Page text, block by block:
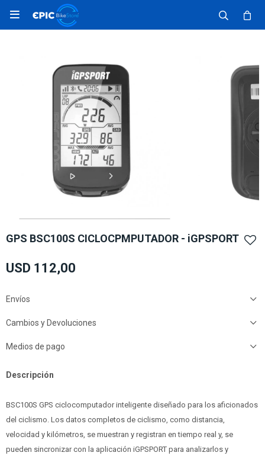

GPS BSC100S CICLOCPMPUTADOR - iGPSPORT
USD 112,00
Envíos
Cambios y Devoluciones
Medios de pago
Descripción
BSC100S GPS ciclocomputador inteligente diseñado para los aficionados
del ciclismo. Los datos completos de ciclismo, como distancia,
velocidad y kilómetros, se muestran y registran en tiempo real y, se
pueden sincronizar con la aplicación iGPSPORT para analizarlos y